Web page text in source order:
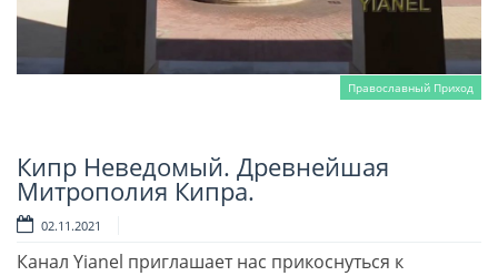
Православный Приход
Читать далее
Кипр Неведомый. Древнейшая
Митрополия Кипра.
02.11.2021
Канал Yianel приглашает нас прикоснуться к